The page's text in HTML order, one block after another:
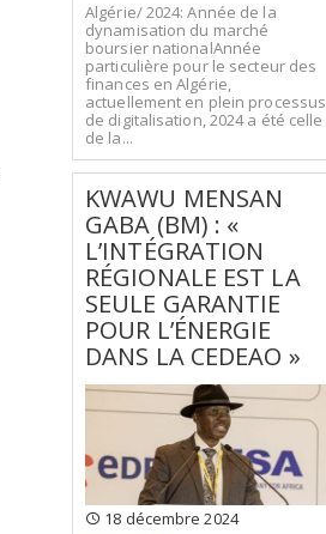
Algérie/ 2024: Année de la
dynamisation du marché
boursier nationalAnnée
particulière pour le secteur des
finances en Algérie,
actuellement en plein processus
de digitalisation, 2024 a été celle
de la...
KWAWU MENSAN
GABA (BM) : «
L’INTÉGRATION
RÉGIONALE EST LA
SEULE GARANTIE
POUR L’ÉNERGIE
DANS LA CEDEAO »
18 décembre 2024